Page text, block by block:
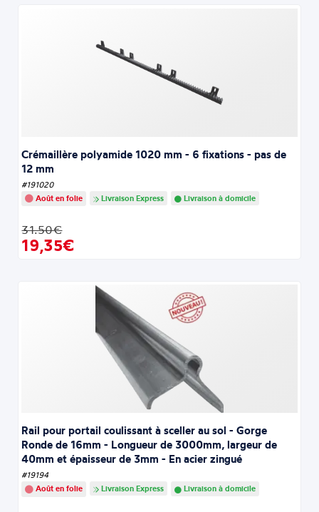
Crémaillère polyamide 1020 mm - 6 fixations - pas de
12 mm
#191020
Août en folie
Livraison Express Livraison à domicile
31.50€
19,35€
Rail pour portail coulissant à sceller au sol - Gorge
Ronde de 16mm - Longueur de 3000mm, largeur de
40mm et épaisseur de 3mm - En acier zingué
#19194
Août en folie
Livraison Express Livraison à domicile